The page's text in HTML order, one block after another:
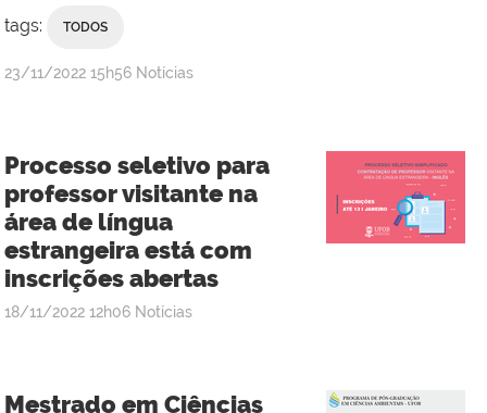
tags: TODOS
publicado
23/11/2022 15h56 Notícias
Processo seletivo para
professor visitante na
área de língua
estrangeira está com
inscrições abertas
publicado
18/11/2022 12h06 Notícias
Mestrado em Ciências